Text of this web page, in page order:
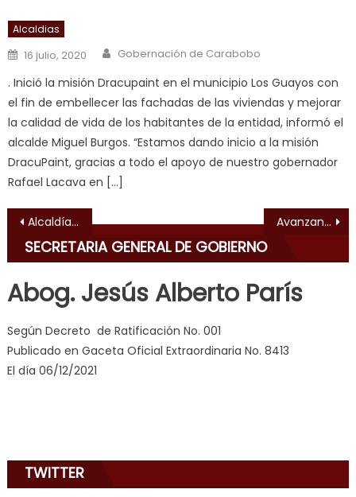
milf
enjoys
long
hard
fuck,
सच
ह
स
क
भ
indian
dancer
erotic
doido,
sinful
Alcaldias
Posted on
16 julio, 2020 Author
Gobernación de Carabobo
. Inició la misión Dracupaint en el municipio Los Guayos con
el fin de embellecer las fachadas de las viviendas y mejorar
la calidad de vida de los habitantes de la entidad, informó el
alcalde Miguel Burgos. “Estamos dando inicio a la misión
DracuPaint, gracias a todo el apoyo de nuestro gobernador
Rafael Lacava en […]
Navegación de entradas
Alcaldía de Valencia dio inicio a labores de rehabilitación en plaza Fabián de Jesús Díaz Avanzan a todo motor trabajos en el Distribuidor San Blas
SECRETARIA GENERAL DE GOBIERNO
Abog. Jesús Alberto París
Según Decreto de Ratificación No. 001
Publicado en Gaceta Oficial Extraordinaria No. 8413
El día 06/12/2021
TWITTER